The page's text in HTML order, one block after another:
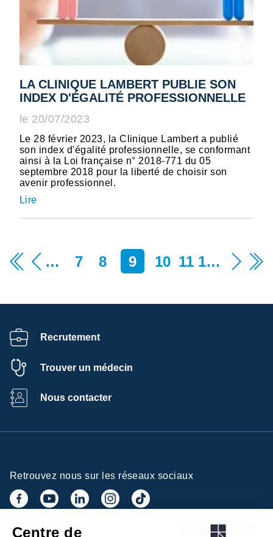
LA CLINIQUE LAMBERT PUBLIE SON
INDEX D'ÉGALITÉ PROFESSIONNELLE
le 20/07/2023
Le 28 février 2023, la Clinique Lambert a publié
son index d'égalité professionnelle, se conformant
ainsi à la Loi française n° 2018-771 du 05
septembre 2018 pour la liberté de choisir son
avenir professionnel.
Lire
… 7 8 9 10 11 1…
Recrutement
Trouver un médecin
Nous contacter
Retrouvez nous sur les réseaux sociaux
Centre de